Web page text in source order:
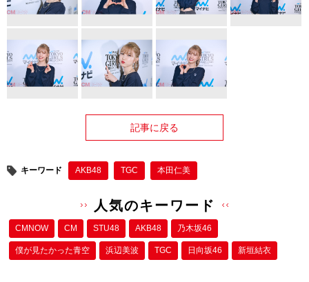
記事に戻る
キーワード AKB48 TGC 本田仁美
人気のキーワード
CMNOW CM STU48 AKB48 乃木坂46
僕が⾒たかった⻘空 浜辺美波 TGC 日向坂46 新垣結衣